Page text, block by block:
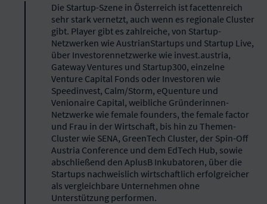
Die Startup-Szene in Österreich ist facettenreich
sehr stark vernetzt, auch wenn es regionale Cluster
gibt. Player gibt es zahlreiche, von Startup-
Netzwerken wie AustrianStartups und Startup Live,
über Investorennetzwerke wie invest.austria,
Gateway Ventures und Startup300, einzelne
Venture Capital Fonds oder Investoren wie
Speedinvest, Calm/Storm, eQuenture und
Venionaire Capital, weibliche Gründerinnen-
Netzwerke wie female founders, the female factor
und Frau in der Wirtschaft, bis hin zu Themen-
Cluster wie SENA, GreenTech Cluster, der Spin-Off
Austria Conference und dem EdTech Hub, sowie
abschließend den AplusB Inkubatoren, über die
Startups nachweislich wirtschaftlich erfolgreicher
als vergleichbare Unternehmen ohne
Unterstützung performen.